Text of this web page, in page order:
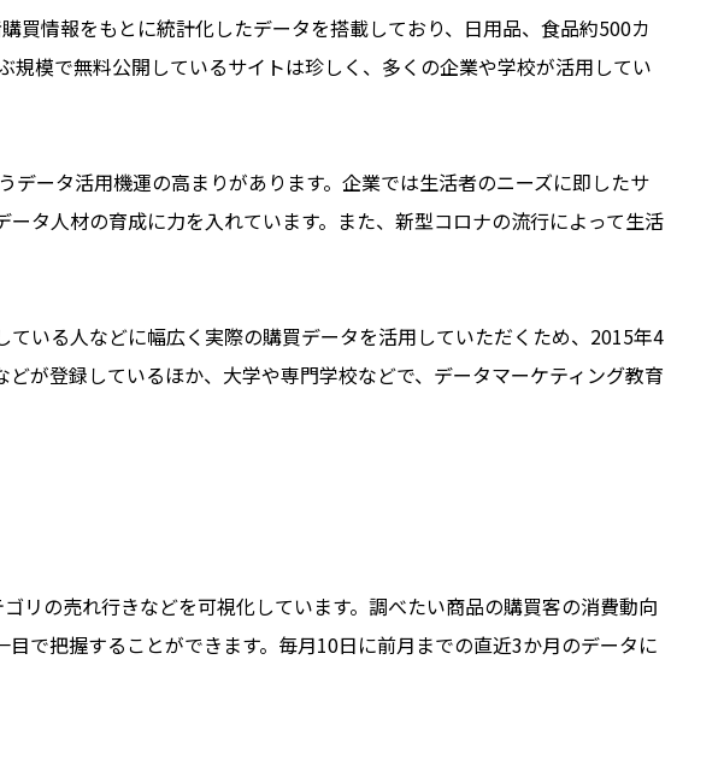
買情報をもとに統計化したデータを搭載しており、日用品、食品約500カ
模で無料公開しているサイトは珍しく、多くの企業や学校が活用してい
ータ活用機運の高まりがあります。企業では生活者のニーズに即したサ
タ人材の育成に力を入れています。また、新型コロナの流行によって生活
いる人などに幅広く実際の購買データを活用していただくため、2015年4
が登録しているほか、大学や専門学校などで、データマーケティング教育
リの売れ行きなどを可視化しています。調べたい商品の購買客の消費動向
で把握することができます。毎月10日に前月までの直近3か月のデータに